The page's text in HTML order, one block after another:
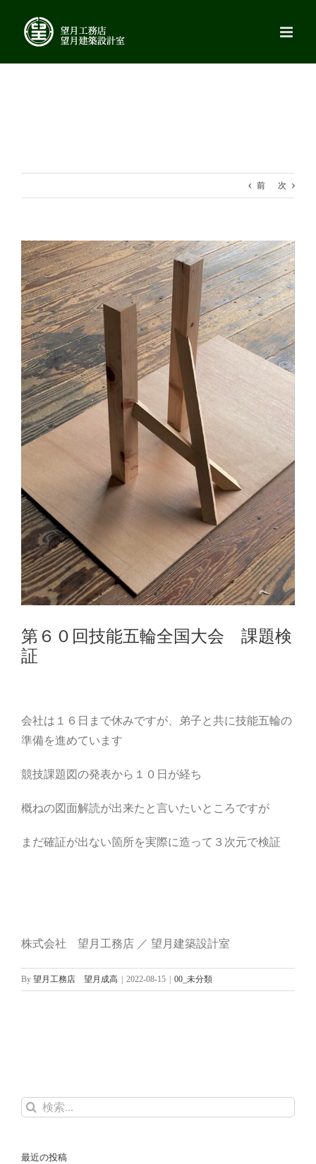
content
前 次
View
Larger
Image
第６０回技能五輪全国大会 課題検
証
会社は１６日まで休みですが、弟子と共に技能五輪の
準備を進めています
競技課題図の発表から１０日が経ち
概ねの図面解読が出来たと言いたいところですが
まだ確証が出ない箇所を実際に造って３次元で検証
株式会社 望月工務店 ／ 望月建築設計室
By 望月工務店 望月成高 2022-08-15 00_未分類
検
最近の投稿